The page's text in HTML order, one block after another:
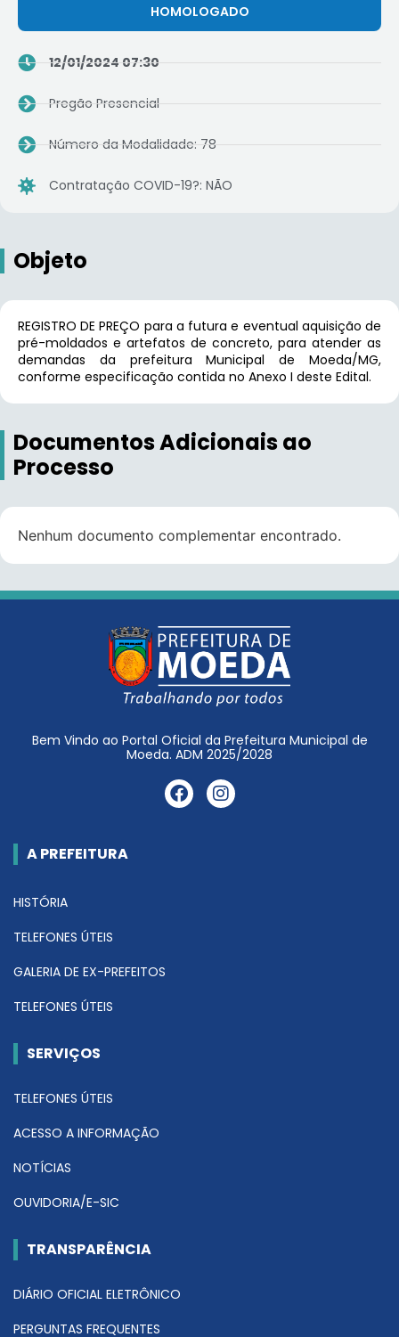
HOMOLOGADO
12/01/2024 07:30
Pregão Presencial
Número da Modalidade: 78
Contratação COVID-19?: NÃO
Objeto
REGISTRO DE PREÇO para a futura e eventual aquisição de
pré-moldados e artefatos de concreto, para atender as
demandas da prefeitura Municipal de Moeda/MG,
conforme especificação contida no Anexo I deste Edital.
Documentos Adicionais ao
Processo
Nenhum documento complementar encontrado.
Bem Vindo ao Portal Oficial da Prefeitura Municipal de
Moeda. ADM 2025/2028
A PREFEITURA
HISTÓRIA
TELEFONES ÚTEIS
GALERIA DE EX-PREFEITOS
TELEFONES ÚTEIS
SERVIÇOS
TELEFONES ÚTEIS
ACESSO A INFORMAÇÃO
NOTÍCIAS
OUVIDORIA/E-SIC
TRANSPARÊNCIA
DIÁRIO OFICIAL ELETRÔNICO
PERGUNTAS FREQUENTES